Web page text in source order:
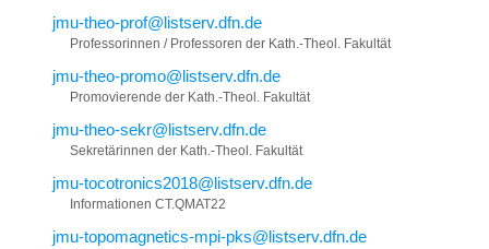
jmu-theo-prof@listserv.dfn.de
Professorinnen / Professoren der Kath.-Theol. Fakultät
jmu-theo-promo@listserv.dfn.de
Promovierende der Kath.-Theol. Fakultät
jmu-theo-sekr@listserv.dfn.de
Sekretärinnen der Kath.-Theol. Fakultät
jmu-tocotronics2018@listserv.dfn.de
Informationen CT.QMAT22
jmu-topomagnetics-mpi-pks@listserv.dfn.de